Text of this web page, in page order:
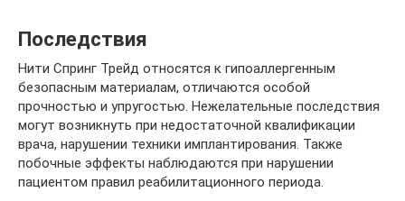
Последствия
Нити Спринг Трейд относятся к гипоаллергенным
безопасным материалам, отличаются особой
прочностью и упругостью. Нежелательные последствия
могут возникнуть при недостаточной квалификации
врача, нарушении техники имплантирования. Также
побочные эффекты наблюдаются при нарушении
пациентом правил реабилитационного периода.